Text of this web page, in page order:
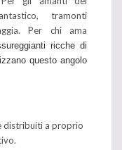
tramonti
Per chi ama
ricche di
questo angolo
distribuiti a proprio